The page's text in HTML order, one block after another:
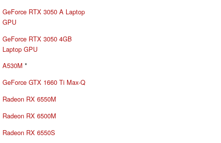
GeForce RTX 3050 A Laptop
GPU
GeForce RTX 3050 4GB
Laptop GPU
A530M *
GeForce GTX 1660 Ti Max-Q
Radeon RX 6550M
Radeon RX 6500M
Radeon RX 6550S